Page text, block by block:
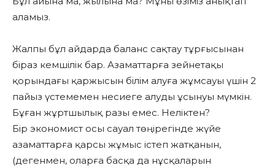
аламыз.
Жалпы бұл айдарда баланс сақтау тұрғысынан
біраз кемшілік бар. Азаматтарға зейнетақы
қорындағы қаржысын білім алуға жұмсауы үшін 2
пайыз үстемемен несиеге алуды ұсынуы мүмкін.
Бұған жұртшылық разы емес. Неліктен?
Бір экономист осы сауал төңірегінде жүйе
азаматтарға қарсы жұмыс істеп жатқанын,
(дегенмен, оларға басқа да нұсқаларын